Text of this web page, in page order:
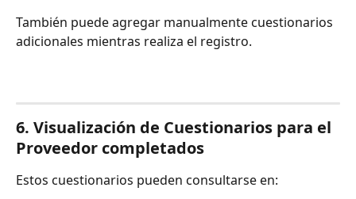
También puede agregar manualmente cuestionarios
adicionales mientras realiza el registro.
6. Visualización de Cuestionarios para el
Proveedor completados
Estos cuestionarios pueden consultarse en: